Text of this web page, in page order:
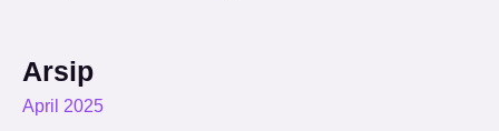
Arsip
April 2025